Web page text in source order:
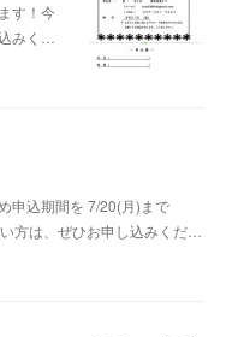
す！今
みく…
申込期間を 7/20(月)まで
方は、ぜひお申し込みくだ…